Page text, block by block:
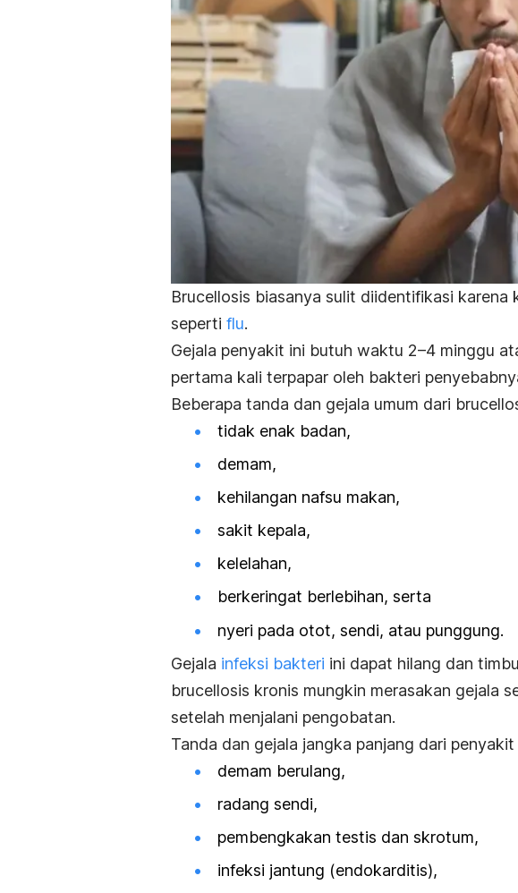
Brucellosis biasanya sulit diidentifikasi karena
seperti flu.
Gejala penyakit ini butuh waktu 2–4 minggu
pertama kali terpapar oleh bakteri
Beberapa tanda dan gejala umum dari
tidak enak badan,
demam,
kehilangan nafsu makan,
sakit kepala,
kelelahan,
berkeringat berlebihan, serta
nyeri pada otot, sendi, atau punggung.
Gejala infeksi bakteri ini dapat hilang dan
brucellosis kronis mungkin merasakan gejala
setelah menjalani pengobatan.
Tanda dan gejala jangka panjang dari penyakit
demam berulang,
radang sendi,
pembengkakan testis dan skrotum,
infeksi jantung (endokarditis),